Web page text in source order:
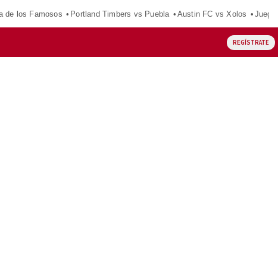
de los Famosos Portland Timbers vs Puebla Austin FC vs Xolos
REGÍSTRATE